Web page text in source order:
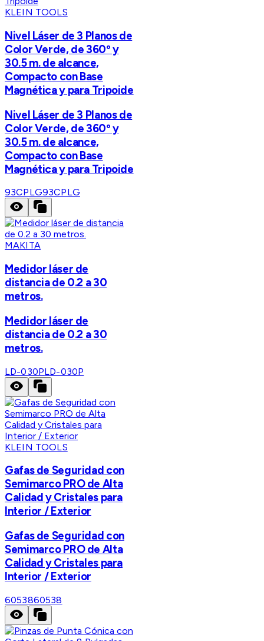
KLEIN TOOLS
Nivel Láser de 3 Planos de
Color Verde, de 360º y
30.5 m. de alcance,
Compacto con Base
Magnética y para Tripoide
Nivel Láser de 3 Planos de
Color Verde, de 360º y
30.5 m. de alcance,
Compacto con Base
Magnética y para Tripoide
93CPLG93CPLG
MAKITA
Medidor láser de
distancia de 0.2 a 30
metros.
Medidor láser de
distancia de 0.2 a 30
metros.
LD-030PLD-030P
KLEIN TOOLS
Gafas de Seguridad con
Semimarco PRO de Alta
Calidad y Cristales para
Interior / Exterior
Gafas de Seguridad con
Semimarco PRO de Alta
Calidad y Cristales para
Interior / Exterior
6053860538